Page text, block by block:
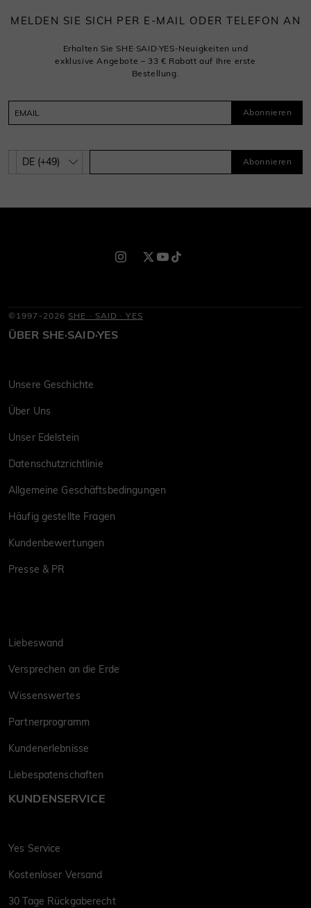
MELDEN SIE SICH PER E-MAIL ODER TELEFON AN
Erhalten Sie SHE·SAID·YES-Neuigkeiten und
exklusive Angebote – 33 € Rabatt auf Ihre erste
Bestellung.
Abonnieren
Abonnieren
©1997-2026 SHE · SAID · YES
ÜBER SHE·SAID·YES
Unsere Geschichte
Über Uns
Unser Edelstein
Datenschutzrichtlinie
Allgemeine Geschäftsbedingungen
Häufig gestellte Fragen
Kundenbewertungen
Presse & PR
Liebeswand
Versprechen an die Erde
Wissenswertes
Partnerprogramm
Kundenerlebnisse
Liebespatenschaften
KUNDENSERVICE
Yes Service
Kostenloser Versand
30 Tage Rückgaberecht